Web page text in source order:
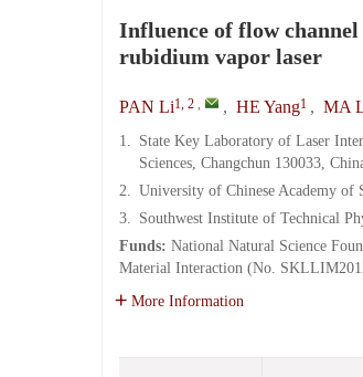
Influence of flow
rubidium vapor laser
PAN Li1, 2 , , HE Yang1 , MA
1. State Key Laboratory of Laser
Sciences, Changchun 130033,
2. University of Chinese Academy of
3. Southwest Institute of Technical
Funds: National Natural Science
Material Interaction (No.
More Information